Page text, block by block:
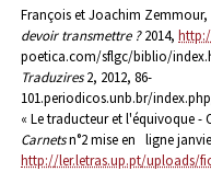
François et Joachim Zemmour,
devoir transmettre ?2014,
poetica.com/sflgc/biblio/
Traduzires2, 2012, 86-
101.periodicos.unb.br/
« Le traducteur et l'équivoque -
Carnetsn°2 miseen ligne
http://ler.letras.up.pt/uploads/